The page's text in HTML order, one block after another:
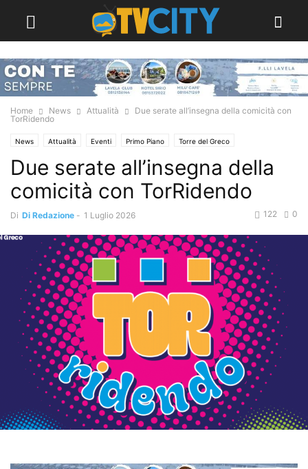
Home News Attualità
Due serate all’insegna della comicità con
TorRidendo
News Attualità Eventi Primo Piano Torre del Greco
Due serate all’insegna della
comicità con TorRidendo
Di Di Redazione - 1 Luglio 2026 0
122